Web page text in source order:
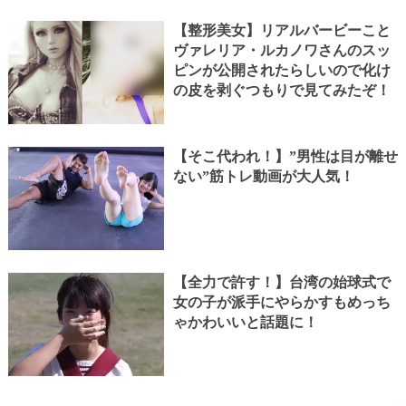
【整形美女】リアルバービーこと
ヴァレリア・ルカノワさんのスッ
ピンが公開されたらしいので化け
の皮を剥ぐつもりで見てみたぞ！
【そこ代われ！】”男性は目が離せ
ない”筋トレ動画が大人気！
【全力で許す！】台湾の始球式で
女の子が派手にやらかすもめっち
ゃかわいいと話題に！